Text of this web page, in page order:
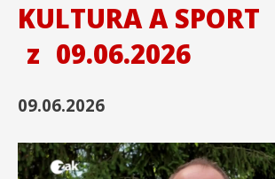
KULTURA A SPORT
z 09.06.2026
09.06.2026